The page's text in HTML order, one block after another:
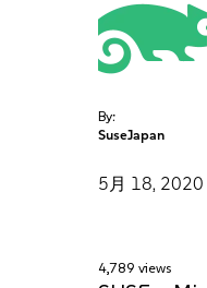
By:
SuseJapan
5月 18, 2020
4,789 views